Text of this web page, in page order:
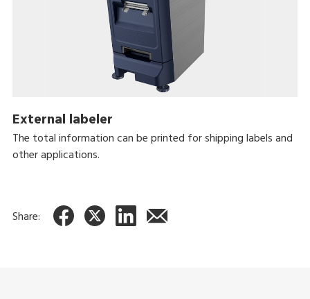
External labeler
The total information can be printed for shipping labels and
other applications.
Share: